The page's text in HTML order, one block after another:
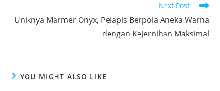
Next Post
Uniknya Marmer Onyx, Pelapis Berpola Aneka Warna
dengan Kejernihan Maksimal
YOU MIGHT ALSO LIKE